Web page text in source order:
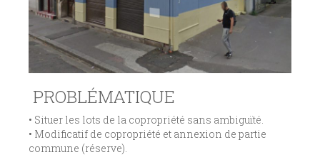
PROBLÉMATIQUE
• Situer les lots de la copropriété sans ambiguïté.
• Modificatif de copropriété et annexion de partie
commune (réserve).